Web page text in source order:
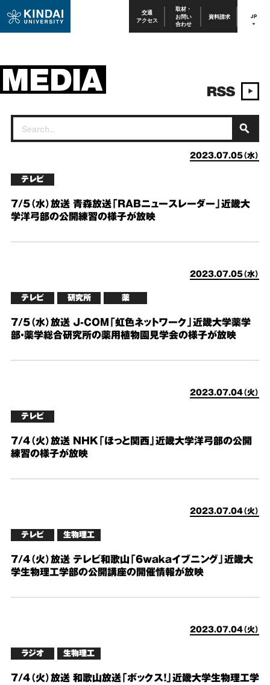
交通
アクセス
取材・
お問い
合わせ
資料請求 JP
2023.07.05（水）
テレビ
7/5（水）放送 青森放送「RABニュースレーダー」近畿大
学洋弓部の公開練習の様子が放映
2023.07.05（水）
テレビ 研究所 薬
7/5（水）放送 J-COM「虹色ネットワーク」近畿大学薬学
部・薬学総合研究所の薬用植物園見学会の様子が放映
2023.07.04（火）
テレビ
7/4（火）放送 NHK「ほっと関西」近畿大学洋弓部の公開
練習の様子が放映
2023.07.04（火）
テレビ 生物理工
7/4（火）放送 テレビ和歌山「6wakaイブニング」近畿大
学生物理工学部の公開講座の開催情報が放映
2023.07.04（火）
ラジオ 生物理工
7/4（火）放送 和歌山放送「ボックス！」近畿大学生物理工学